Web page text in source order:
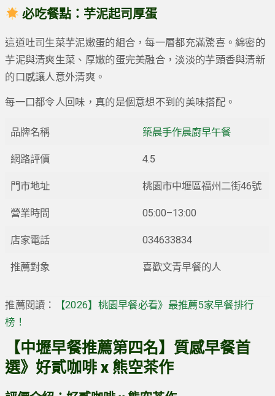
必吃餐點：芋泥起司厚蛋
這道吐司生菜芋泥嫩蛋的組合，每一層都充滿驚喜。綿密的
芋泥與清爽生菜、厚嫩的蛋完美融合，淡淡的芋頭香與清新
的口感讓人意外清爽。
每一口都令人回味，真的是個意想不到的美味搭配。
品牌名稱 築晨手作晨廚早午餐
網路評價 4.5
門市地址 桃園市中壢區福州二街46號
營業時間 05:00–13:00
店家電話 034633834
推薦對象 喜歡文青早餐的人
推薦閱讀：
【2026】桃園早餐必看》最推薦5家早餐排行
榜！
【中壢早餐推薦第四名】質感早餐首
選》好貳咖啡 x 熊空茶作